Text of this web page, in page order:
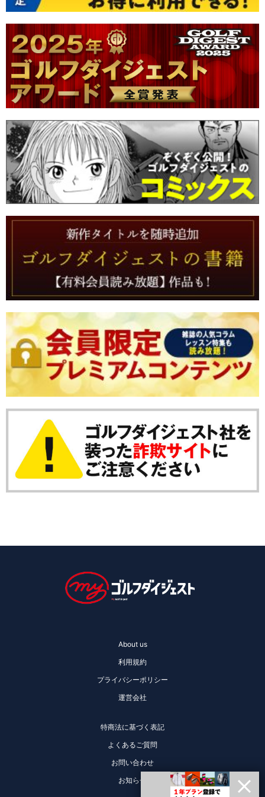
About us
利用規約
プライバシーポリシー
運営会社
特商法に基づく表記
よくあるご質問
お問い合わせ
お知らせ